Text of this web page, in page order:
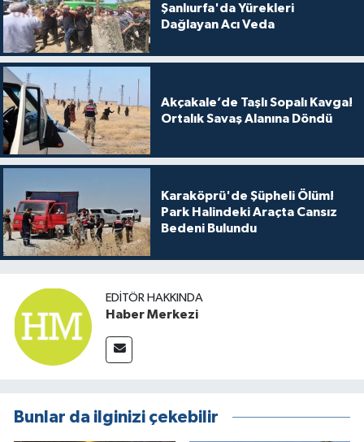
Şanlıurfa'da Yürekleri
Dağlayan Acı Veda
Akçakale’de Taşlı Sopalı Kavga!
Ortalık Savaş Alanına Döndü
Karaköprü'de Şüpheli Ölüm!
Park Halindeki Araçta Cansız
Bedeni Bulundu
EDITÖR HAKKINDA
Haber Merkezi
Bunlar da ilginizi çekebilir